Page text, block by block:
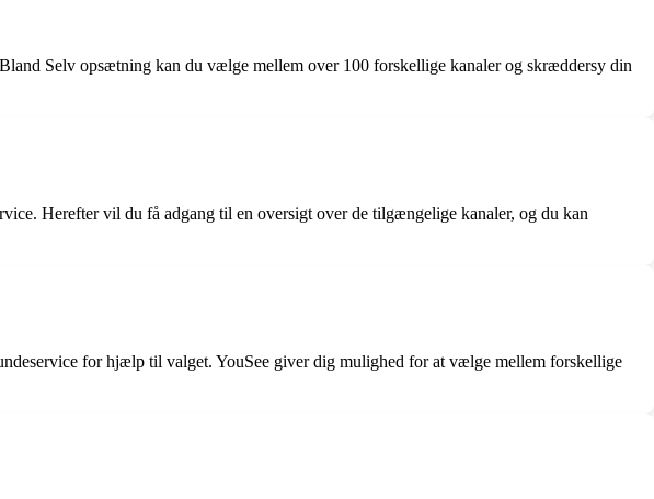
Selv opsætning kan du vælge mellem over 100 forskellige kanaler og skræddersy din
Herefter vil du få adgang til en oversigt over de tilgængelige kanaler, og du kan
for hjælp til valget. YouSee giver dig mulighed for at vælge mellem forskellige